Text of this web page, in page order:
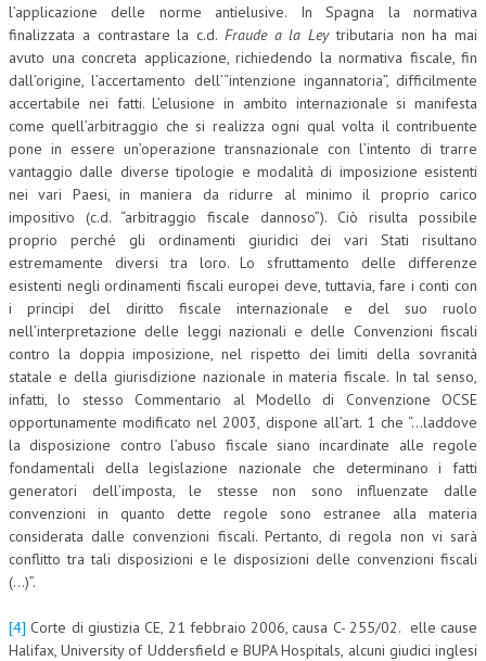
l’applicazione delle norme antielusive. In Spagna la normativa
finalizzata a contrastare la c.d. Fraude a la Leytributaria non ha mai
avuto una concreta applicazione, richiedendo la normativa fiscale, fin
dall’origine, l’accertamento dell’“intenzione ingannatoria”, difficilmente
accertabile nei fatti. L’elusione in ambito internazionale si manifesta
come quell’arbitraggio che si realizza ogni qual volta il contribuente
pone in essere un’operazione transnazionale con l’intento di trarre
vantaggio dalle diverse tipologie e modalità di imposizione esistenti
nei vari Paesi, in maniera da ridurre al minimo il proprio carico
impositivo (c.d. “arbitraggio fiscale dannoso”). Ciò risulta possibile
proprio perché gli ordinamenti giuridici dei vari Stati risultano
estremamente diversi tra loro. Lo sfruttamento delle differenze
esistenti negli ordinamenti fiscali europei deve, tuttavia, fare i conti con
i principi del diritto fiscale internazionale e del suo ruolo
nell’interpretazione delle leggi nazionali e delle Convenzioni fiscali
contro la doppia imposizione, nel rispetto dei limiti della sovranità
statale e della giurisdizione nazionale in materia fiscale. In tal senso,
infatti, lo stesso Commentario al Modello di Convenzione OCSE
opportunamente modificato nel 2003, dispone all’art. 1 che “…laddove
la disposizione contro l’abuso fiscale siano incardinate alle regole
fondamentali della legislazione nazionale che determinano i fatti
generatori dell’imposta, le stesse non sono influenzate dalle
convenzioni in quanto dette regole sono estranee alla materia
considerata dalle convenzioni fiscali. Pertanto, di regola non vi sarà
conflitto tra tali disposizioni e le disposizioni delle convenzioni fiscali
(…)”.
[4] Corte di giustizia CE, 21 febbraio 2006, causa C- 255/02. elle cause
Halifax, University of Uddersfield e BUPA Hospitals, alcuni giudici inglesi